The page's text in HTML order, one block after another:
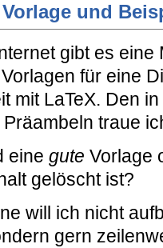
und
gibt es
für eine
mit LaTeX. Den
traue
eine gute Vorlage
gelöscht ist?
will ich nicht
gern